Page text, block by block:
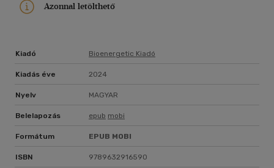
Azonnal letölthető
Kiadó Bioenergetic Kiadó
Kiadás éve 2024
Nyelv MAGYAR
Belelapozás epub mobi
Formátum EPUB MOBI
ISBN 9789632916590